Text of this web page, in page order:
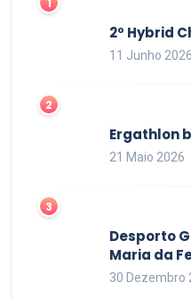
2º Hybrid
11 Junho 2026
Ergathlon
21 Maio 2026
Desporto
Maria da
30 Dezembro